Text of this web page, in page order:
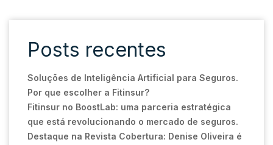
Posts recentes
Soluções de Inteligência Artificial para Seguros.
Por que escolher a Fitinsur?
Fitinsur no BoostLab: uma parceria estratégica
que está revolucionando o mercado de seguros.
Destaque na Revista Cobertura: Denise Oliveira é